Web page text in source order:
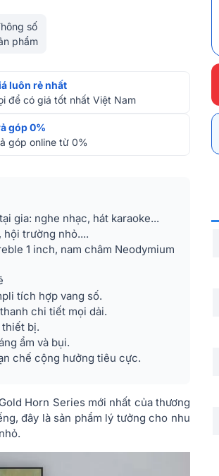
số
phẩm
luôn rẻ nhất
để có giá tốt nhất Việt Nam
góp 0%
góp online từ 0%
gia: nghe nhạc, hát karaoke...
hội trường nhỏ....
1 inch, nam châm Neodymium
tích hợp vang số.
chi tiết mọi dải.
bị.
ẩm và bụi.
chế cộng hưởng tiêu cực.
Horn Series mới nhất của thương
đây là sản phẩm lý tưởng cho nhu